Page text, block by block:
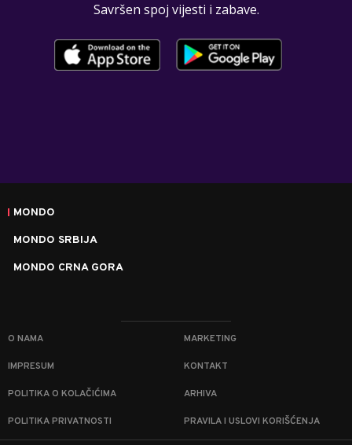
Savršen spoj vijesti i zabave.
MONDO
MONDO SRBIJA
MONDO CRNA GORA
O NAMA MARKETING
IMPRESUM KONTAKT
POLITIKA O KOLAČIĆIMA ARHIVA
POLITIKA PRIVATNOSTI PRAVILA I USLOVI KORIŠĆENJA